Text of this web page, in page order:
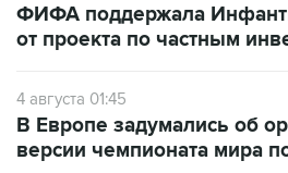
ФИФА поддержала
от проекта по частным
4 августа 01:45
В Европе задумались об
версии чемпионата мира